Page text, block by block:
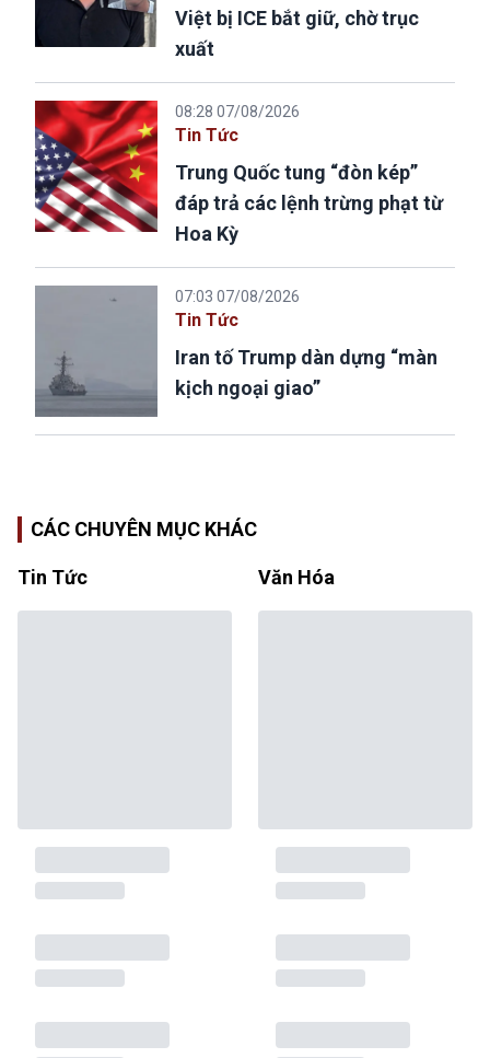
Việt bị ICE bắt giữ, chờ trục
xuất
08:28 07/08/2026
Tin Tức
Trung Quốc tung “đòn kép”
đáp trả các lệnh trừng phạt từ
Hoa Kỳ
07:03 07/08/2026
Tin Tức
Iran tố Trump dàn dựng “màn
kịch ngoại giao”
CÁC CHUYÊN MỤC KHÁC
Tin Tức Văn Hóa